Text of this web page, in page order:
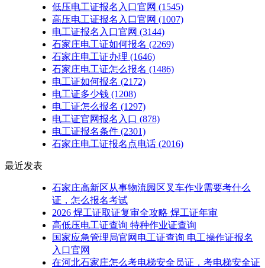
低压电工证报名入口官网 (1545)
高压电工证报名入口官网 (1007)
电工证报名入口官网 (3144)
石家庄电工证如何报名 (2269)
石家庄电工证办理 (1646)
石家庄电工证怎么报名 (1486)
电工证如何报名 (2172)
电工证多少钱 (1208)
电工证怎么报名 (1297)
电工证官网报名入口 (878)
电工证报名条件 (2301)
石家庄电工证报名点电话 (2016)
最近发表
石家庄高新区从事物流园区叉车作业需要考什么
证，怎么报名考试
2026 焊工证取证复审全攻略 焊工证年审
高低压电工证查询 特种作业证查询
国家应急管理局官网电工证查询 电工操作证报名
入口官网
在河北石家庄怎么考电梯安全员证，考电梯安全证